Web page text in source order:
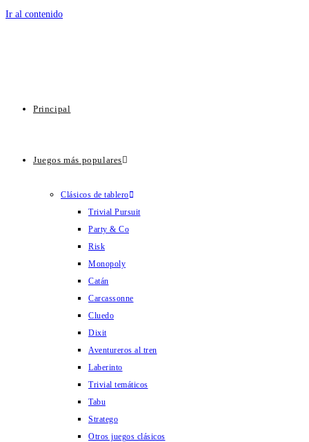
Ir al contenido
Principal
Juegos más populares
Clásicos de tablero
Trivial Pursuit
Party & Co
Risk
Monopoly
Catán
Carcassonne
Cluedo
Dixit
Aventureros al tren
Laberinto
Trivial temáticos
Tabu
Stratego
Otros juegos clásicos